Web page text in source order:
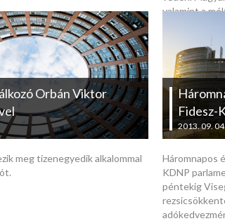
valamint a
tett legújabb
Orbán Viktor
meg tizenegyedik alkalommal
Fidesz-
2013. 09. 04.
Háromnapos
KDNP
péntekig